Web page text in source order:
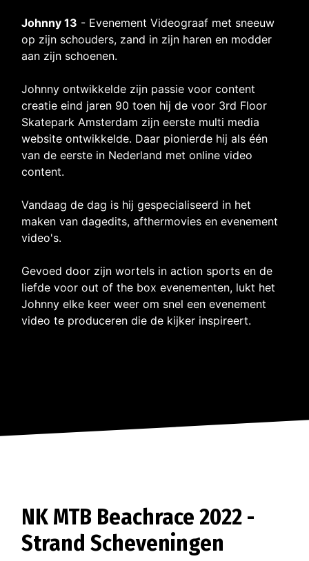
Johnny 13 - Evenement Videograaf met sneeuw
op zijn schouders, zand in zijn haren en modder
aan zijn schoenen.
Johnny ontwikkelde zijn passie voor content
creatie eind jaren 90 toen hij de voor 3rd Floor
Skatepark Amsterdam zijn eerste multi media
website ontwikkelde. Daar pionierde hij als één
van de eerste in Nederland met online video
content.
Vandaag de dag is hij gespecialiseerd in het
maken van dagedits, afthermovies en evenement
video's.
Gevoed door zijn wortels in action sports en de
liefde voor out of the box evenementen, lukt het
Johnny elke keer weer om snel een evenement
video te produceren die de kijker inspireert.
NK MTB Beachrace 2022 -
Strand Scheveningen